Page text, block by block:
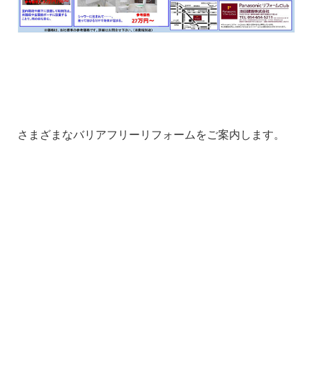
さまざまなバリアフリーリフォームをご案内します。